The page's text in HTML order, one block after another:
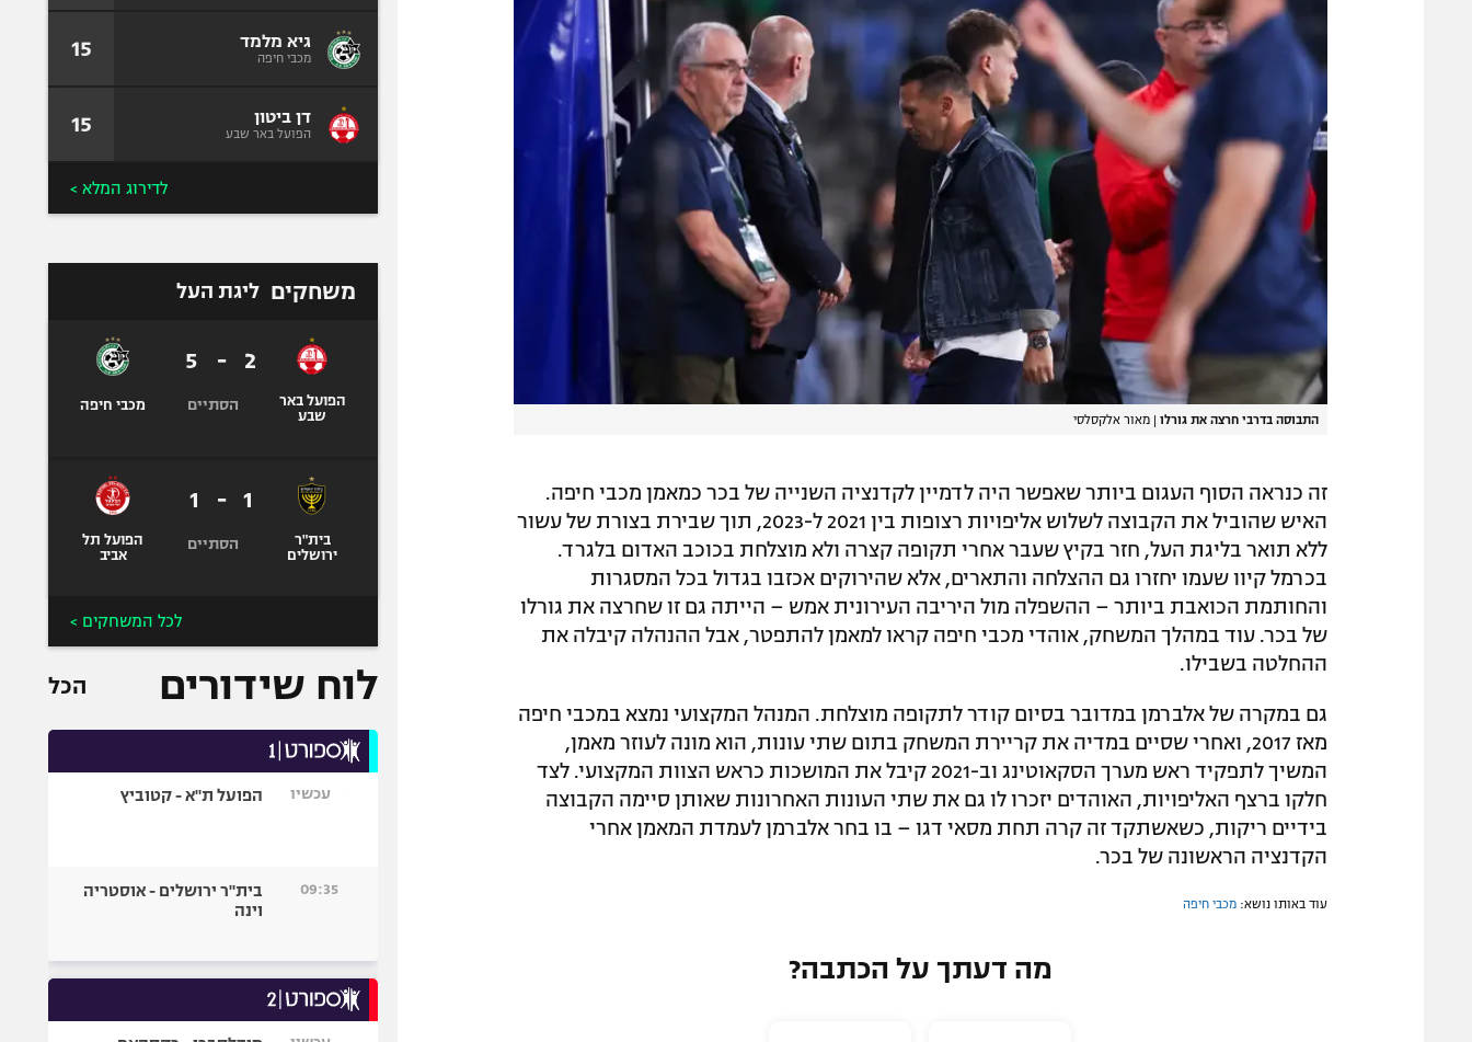
התבוסה בדרבי חרצה את גורלו | מאור אלקסלסי
זה כנראה הסוף העגום ביותר שאפשר היה לדמיין לקדנציה השנייה של בכר כמאמן מכבי חיפה.
האיש שהוביל את הקבוצה לשלוש אליפויות רצופות בין 2021 ל-2023, תוך שבירת בצורת של עשור
ללא תואר בליגת העל, חזר בקיץ שעבר אחרי תקופה קצרה ולא מוצלחת בכוכב האדום בלגרד.
בכרמל קיוו שעמו יחזרו גם ההצלחה והתארים, אלא שהירוקים אכזבו בגדול בכל המסגרות
והחותמת הכואבת ביותר – ההשפלה מול היריבה העירונית אמש – הייתה גם זו שחרצה את גורלו
של בכר. עוד במהלך המשחק, אוהדי מכבי חיפה קראו למאמן להתפטר, אבל ההנהלה קיבלה את
ההחלטה בשבילו.
גם במקרה של אלברמן במדובר בסיום קודר לתקופה מוצלחת. המנהל המקצועי נמצא במכבי חיפה
מאז 2017, ואחרי שסיים במדיה את קריירת המשחק בתום שתי עונות, הוא מונה לעוזר מאמן,
המשיך לתפקיד ראש מערך הסקאוטינג וב-2021 קיבל את המושכות כראש הצוות המקצועי. לצד
חלקו ברצף האליפויות, האוהדים יזכרו לו גם את שתי העונות האחרונות שאותן סיימה הקבוצה
בידיים ריקות, כשאשתקד זה קרה תחת מסאי דגו – בו בחר אלברמן לעמדת המאמן אחרי
הקדנציה הראשונה של בכר.
עוד באותו נושא: מכבי חיפה
מה דעתך על הכתבה?
גיא מלמד
מכבי חיפה 15
דן ביטון
הפועל באר שבע 15
לדירוג המלא >
משחקים ליגת העל
הפועל באר
שבע
2
-
5
הסתיים מכבי חיפה
בית"ר
ירושלים
1
-
1
הסתיים
הפועל תל
אביב
לכל המשחקים >
לוח שידורים הכל
עכשיו הפועל ת"א - קטוביץ
09:35
בית"ר ירושלים - אוסטריה
וינה